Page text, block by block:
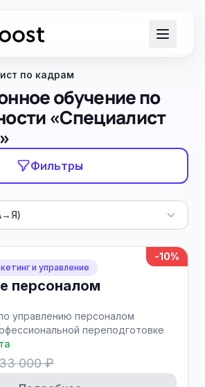
по кадрам
обучение по
«Специалист
Фильтры
-10%
и управление
персоналом
управлению персоналом
переподготовке
000 ₽